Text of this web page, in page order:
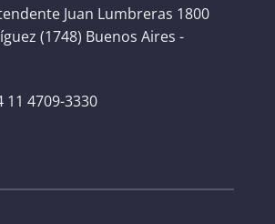
Juan Lumbreras 1800
(1748) Buenos Aires -
11 4709-3330